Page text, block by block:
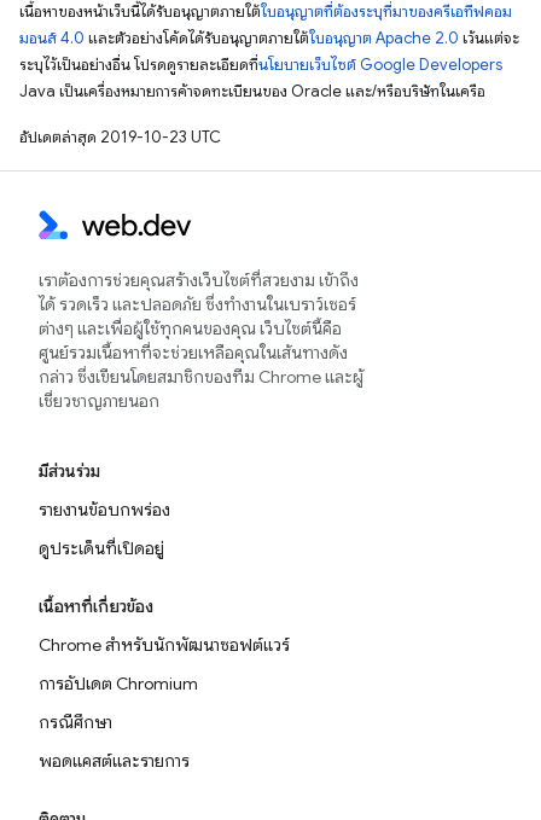
เนื้อหาของหน้าเว็บนี้ได้รับอนุญาตภายใต้ใบอนุญาตที่ต้องระบุที่มาของครีเอทีฟคอม
มอนส์ 4.0 และตัวอย่างโค้ดได้รับอนุญาตภายใต้ใบอนุญาต Apache 2.0 เว้นแต่จะ
ระบุไว้เป็นอย่างอื่น โปรดดูรายละเอียดที่นโยบายเว็บไซต์ Google Developers
Java เป็นเครื่องหมายการค้าจดทะเบียนของ Oracle และ/หรือบริษัทในเครือ
อัปเดตล่าสุด 2019-10-23 UTC
เราต้องการช่วยคุณสร้างเว็บไซต์ที่สวยงาม เข้าถึง
ได้ รวดเร็ว และปลอดภัย ซึ่งทำงานในเบราว์เซอร์
ต่างๆ และเพื่อผู้ใช้ทุกคนของคุณ เว็บไซต์นี้คือ
ศูนย์รวมเนื้อหาที่จะช่วยเหลือคุณในเส้นทางดัง
กล่าว ซึ่งเขียนโดยสมาชิกของทีม Chrome และผู้
เชี่ยวชาญภายนอก
มีส่วนร่วม
รายงานข้อบกพร่อง
ดูประเด็นที่เปิดอยู่
เนื้อหาที่เกี่ยวข้อง
Chrome สำหรับนักพัฒนาซอฟต์แวร์
การอัปเดต Chromium
กรณีศึกษา
พอดแคสต์และรายการ